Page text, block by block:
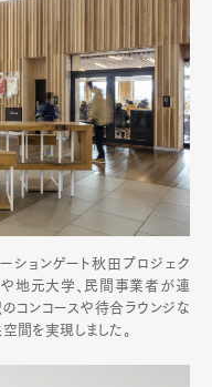
ションゲート秋田プロジェク
や地元大学、民間事業者が連
コンコースや待合ラウンジな
間を実現しました。